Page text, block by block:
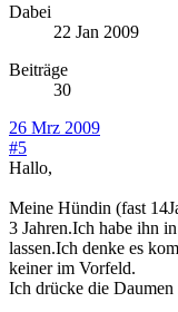
Dabei
22 Jan 2009
Beiträge
30
26 Mrz 2009
#5
Hallo,
Meine Hündin (fast
3 Jahren.Ich habe ihn
lassen.Ich denke es
keiner im Vorfeld.
Ich drücke die